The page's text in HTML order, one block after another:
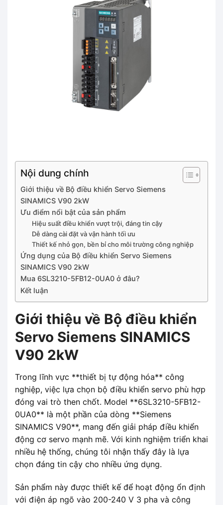
Nội dung chính
Giới thiệu về Bộ điều khiển Servo Siemens
SINAMICS V90 2kW
Ưu điểm nổi bật của sản phẩm
Hiệu suất điều khiển vượt trội, đáng tin cậy
Dễ dàng cài đặt và vận hành tối ưu
Thiết kế nhỏ gọn, bền bỉ cho môi trường công nghiệp
Ứng dụng của Bộ điều khiển Servo Siemens
SINAMICS V90 2kW
Mua 6SL3210-5FB12-0UA0 ở đâu?
Kết luận
Giới thiệu về Bộ điều khiển
Servo Siemens SINAMICS
V90 2kW
Trong lĩnh vực **thiết bị tự động hóa** công
nghiệp, việc lựa chọn bộ điều khiển servo phù hợp
đóng vai trò then chốt. Model **6SL3210-5FB12-
0UA0** là một phần của dòng **Siemens
SINAMICS V90**, mang đến giải pháp điều khiển
động cơ servo mạnh mẽ. Với kinh nghiệm triển khai
nhiều hệ thống, chúng tôi nhận thấy đây là lựa
chọn đáng tin cậy cho nhiều ứng dụng.
Sản phẩm này được thiết kế để hoạt động ổn định
với điện áp ngõ vào 200-240 V 3 pha và công